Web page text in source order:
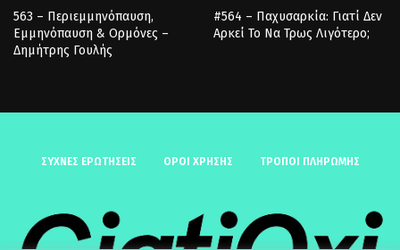
563 – Περιεμμηνόπαυση,
Εμμηνόπαυση & Ορμόνες –
Δημήτρης Γουλής
#564 – Παχυσαρκία: Γιατί Δεν
Αρκεί Το Να Τρως Λιγότερο;
ΣΥΧΝΈΣ ΕΡΩΤΉΣΕΙΣ ΟΡΟΙ ΧΡΗΣΗΣ ΤΡΟΠΟΙ ΠΛΗΡΩΜΗΣ